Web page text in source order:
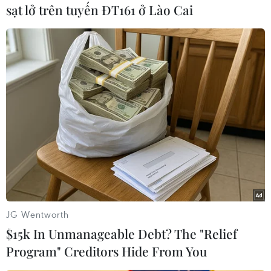
nền văn hóa ngày càng tập trung vào hướng
ngoại, được xác định bằng những trải nghiệm
trực tiếp, thường là ở nơi công cộng và được
chia sẻ với gia đình, bạn bè và người lạ.
Ngày nay, người tiêu dùng đang cảm thấy họ rất
dễ bị mắc bệnh ở những nơi công cộng và
những người xung quanh bên ngoài hộ gia đình
của họ.
[Những làn sóng nổi bật trong hoạt động
kinh doanh toàn cầu năm 2021]
và 77% nói rằng việc xã hội hóa theo cách họ đã
làm trước đại dịch COVID-19 không còn thoải
sạt lở trên tuyến ĐT161 ở Lào Cai
JG Wentworth
$15k In Unmanageable Debt? The "Relief
Program" Creditors Hide From You